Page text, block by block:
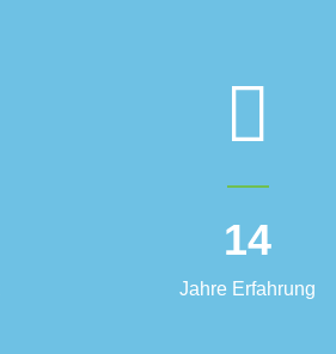
14
Jahre Erfahrung